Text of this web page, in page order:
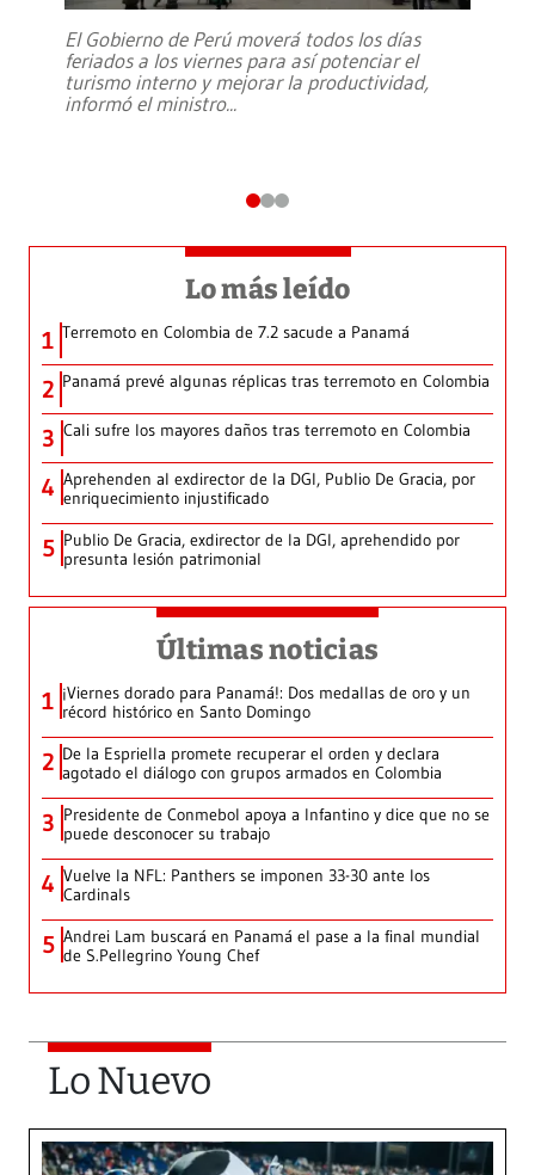
El Gobierno de Perú moverá todos los días
feriados a los viernes para así potenciar el
turismo interno y mejorar la productividad,
informó el ministro...
Lo más leído
1 Terremoto en Colombia de 7.2 sacude a Panamá
2 Panamá prevé algunas réplicas tras terremoto en Colombia
3 Cali sufre los mayores daños tras terremoto en Colombia
4 Aprehenden al exdirector de la DGI, Publio De Gracia, por
enriquecimiento injustificado
5 Publio De Gracia, exdirector de la DGI, aprehendido por
presunta lesión patrimonial
Últimas noticias
1 ¡Viernes dorado para Panamá!: Dos medallas de oro y un
récord histórico en Santo Domingo
2 De la Espriella promete recuperar el orden y declara
agotado el diálogo con grupos armados en Colombia
3 Presidente de Conmebol apoya a Infantino y dice que no se
puede desconocer su trabajo
4 Vuelve la NFL: Panthers se imponen 33-30 ante los
Cardinals
5 Andrei Lam buscará en Panamá el pase a la final mundial
de S.Pellegrino Young Chef
Lo Nuevo